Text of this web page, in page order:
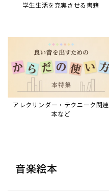
学生生活を充実させる書籍
アレクサンダー・テクニーク関連
本など
音楽絵本